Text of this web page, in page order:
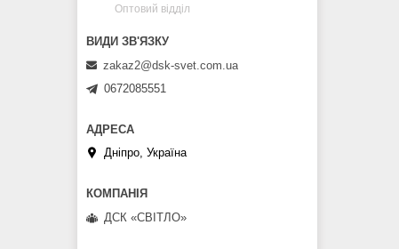
Оптовий відділ
zakaz2@dsk-svet.com.ua
0672085551
Дніпро, Україна
ДСК «СВІТЛО»